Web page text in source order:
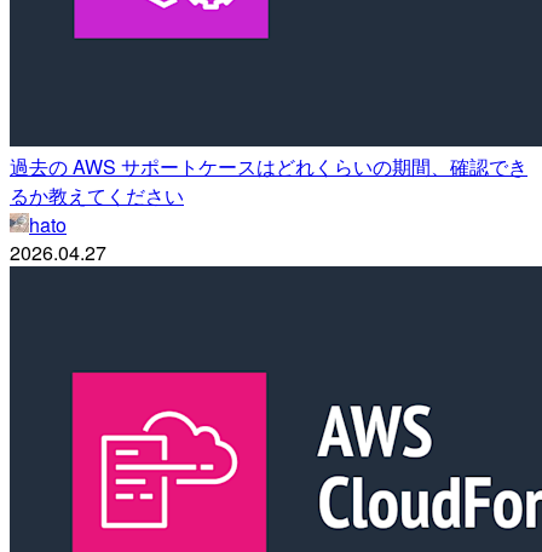
過去の AWS サポートケースはどれくらいの期間、確認でき
るか教えてください
hato
2026.04.27